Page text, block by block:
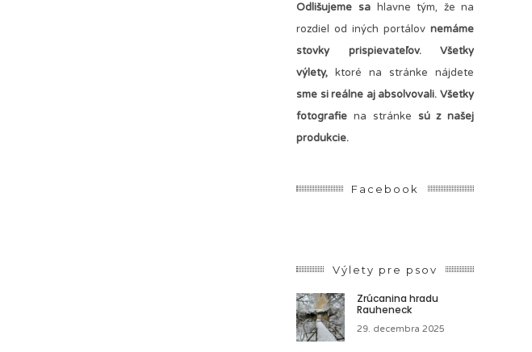
Odlišujeme sa hlavne tým, že na
rozdiel od iných portálov nemáme
stovky prispievateľov. Všetky
výlety, ktoré na stránke nájdete
sme si reálne aj absolvovali. Všetky
fotografiena stránke sú z našej
produkcie.
Facebook
Výlety pre psov
Zrúcanina hradu
Rauheneck
29. decembra 2025